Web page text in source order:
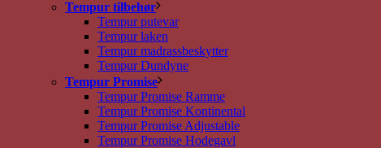
Tempur tilbehør
Tempur putevar
Tempur laken
Tempur madrassbeskytter
Tempur Dundyne
Tempur Promise
Tempur Promise Ramme
Tempur Promise Kontinental
Tempur Promise Adjustable
Tempur Promise Hodegavl